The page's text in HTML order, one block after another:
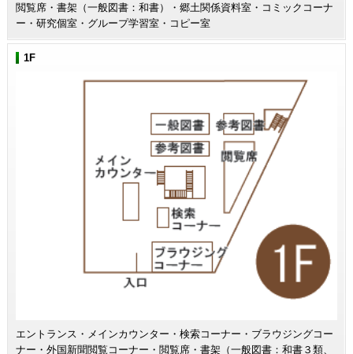
閲覧席・書架（一般図書：和書）・郷土関係資料室・コミックコーナ
ー・研究個室・グループ学習室・コピー室
1F
エントランス・メインカウンター・検索コーナー・ブラウジングコー
ナー・外国新聞閲覧コーナー・閲覧席・書架（一般図書：和書３類、